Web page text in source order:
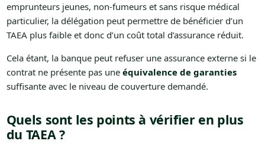
emprunteurs jeunes, non-fumeurs et sans risque médical
particulier, la délégation peut permettre de bénéficier d’un
TAEA plus faible et donc d’un coût total d’assurance réduit.
Cela étant, la banque peut refuser une assurance externe si le
contrat ne présente pas une équivalence de garanties
suffisante avec le niveau de couverture demandé.
Quels sont les points à vérifier en plus
du TAEA ?